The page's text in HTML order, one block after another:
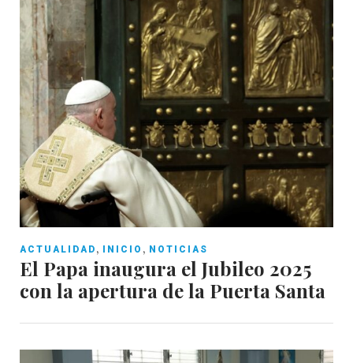
ACTUALIDAD , INICIO , NOTICIAS
El Papa inaugura el Jubileo 2025
con la apertura de la Puerta Santa